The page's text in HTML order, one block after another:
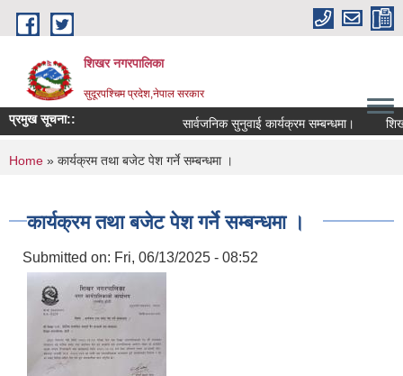
Skip to main content
शिखर नगरपालिका
सुदूरपश्चिम प्रदेश,नेपाल सरकार
प्रमुख सूचना:: सार्वजनिक सुनुवाई कार्यक्रम सम्बन्धमा।
You are here
Home » कार्यक्रम तथा बजेट पेश गर्ने सम्बन्धमा ।
कार्यक्रम तथा बजेट पेश गर्ने सम्बन्धमा ।
Submitted on: Fri, 06/13/2025 - 08:52